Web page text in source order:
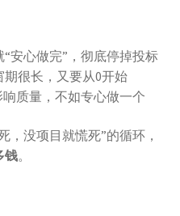
安心做完”，彻底停掉投标
很长，又要从0开始
质量，不如专心做一个
，没项目就慌死”的循环，
钱。